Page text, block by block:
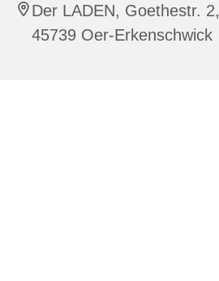
Der LADEN, Goethestr. 2,
45739 Oer-Erkenschwick